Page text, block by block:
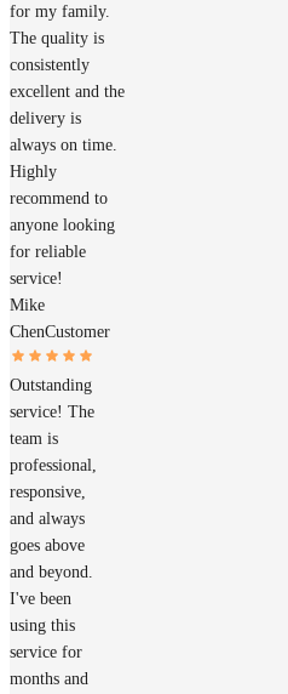
for my family.
The quality is
consistently
excellent and the
delivery is
always on time.
Highly
recommend to
anyone looking
for reliable
service!
Mike
ChenCustomer
Outstanding
service! The
team is
professional,
responsive,
and always
goes above
and beyond.
I've been
using this
service for
months and